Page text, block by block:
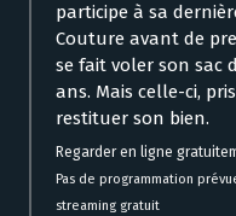
participe à sa
Couture avant de
se fait voler son sac
ans. Mais celle-ci,
restituer son bien.
Regarder en ligne
Pas de programmation
streaming gratuit